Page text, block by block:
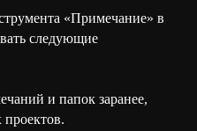
«Примечание» в
следующие
и папок заранее,
проектов.